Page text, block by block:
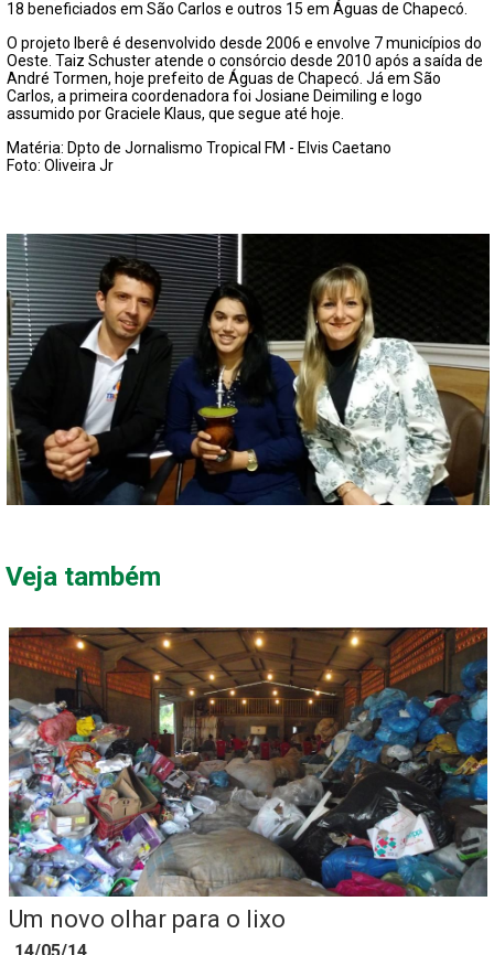
18 beneficiados em São Carlos e outros 15 em Águas de Chapecó.
O projeto Iberê é desenvolvido desde 2006 e envolve 7 municípios do
Oeste. Taiz Schuster atende o consórcio desde 2010 após a saída de
André Tormen, hoje prefeito de Águas de Chapecó. Já em São
Carlos, a primeira coordenadora foi Josiane Deimiling e logo
assumido por Graciele Klaus, que segue até hoje.
Matéria: Dpto de Jornalismo Tropical FM - Elvis Caetano
Foto: Oliveira Jr
Veja também
Um novo olhar para o lixo
14/05/14